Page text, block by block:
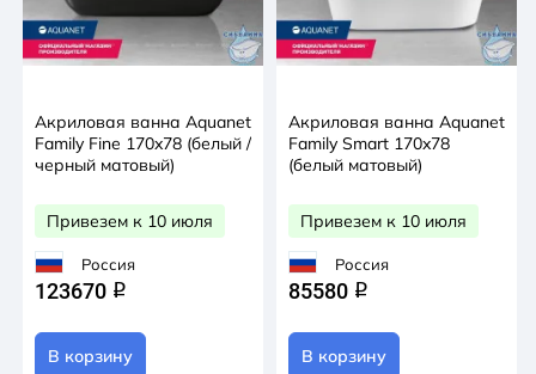
Акриловая ванна Aquanet
Family Fine 170x78 (белый /
черный матовый)
Привезем к 10 июля
Россия
123670 q
В корзину
Акриловая ванна Aquanet
Family Smart 170x78
(белый матовый)
Привезем к 10 июля
Россия
85580 q
В корзину